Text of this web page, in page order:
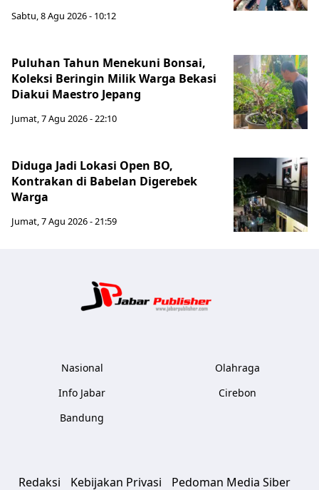
Sabtu, 8 Agu 2026 - 10:12
Puluhan Tahun Menekuni Bonsai,
Koleksi Beringin Milik Warga Bekasi
Diakui Maestro Jepang
Jumat, 7 Agu 2026 - 22:10
Diduga Jadi Lokasi Open BO,
Kontrakan di Babelan Digerebek
Warga
Jumat, 7 Agu 2026 - 21:59
Nasional
Info Jabar
Bandung
Olahraga
Cirebon
Redaksi Kebijakan Privasi Pedoman Media Siber